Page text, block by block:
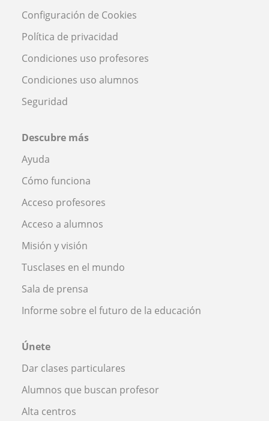
Configuración de Cookies
Política de privacidad
Condiciones uso profesores
Condiciones uso alumnos
Seguridad
Descubre más
Ayuda
Cómo funciona
Acceso profesores
Acceso a alumnos
Misión y visión
Tusclases en el mundo
Sala de prensa
Informe sobre el futuro de la educación
Únete
Dar clases particulares
Alumnos que buscan profesor
Alta centros